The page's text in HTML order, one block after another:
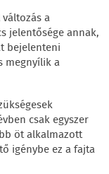
a
jelentősége annak,
bejelenteni
megnyílik a
csak egyszer
öt alkalmazott
igénybe ez a fajta